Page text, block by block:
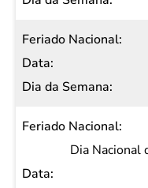
Dia Nacional